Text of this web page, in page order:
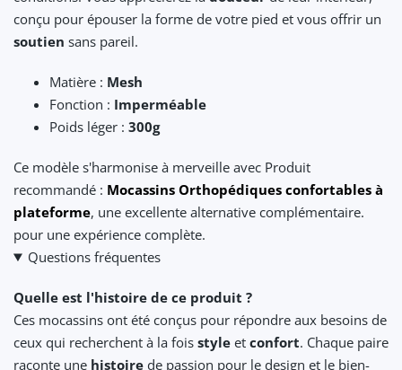
conçu pour épouser la forme de votre pied et vous offrir un
soutien sans pareil.
Matière : Mesh
Fonction : Imperméable
Poids léger : 300g
Ce modèle s'harmonise à merveille avec Produit
recommandé : Mocassins Orthopédiques confortables à
plateforme, une excellente alternative complémentaire.
pour une expérience complète.
Questions fréquentes
Quelle est l'histoire de ce produit ?
Ces mocassins ont été conçus pour répondre aux besoins de
ceux qui recherchent à la fois style et confort. Chaque paire
raconte une histoire de passion pour le design et le bien-